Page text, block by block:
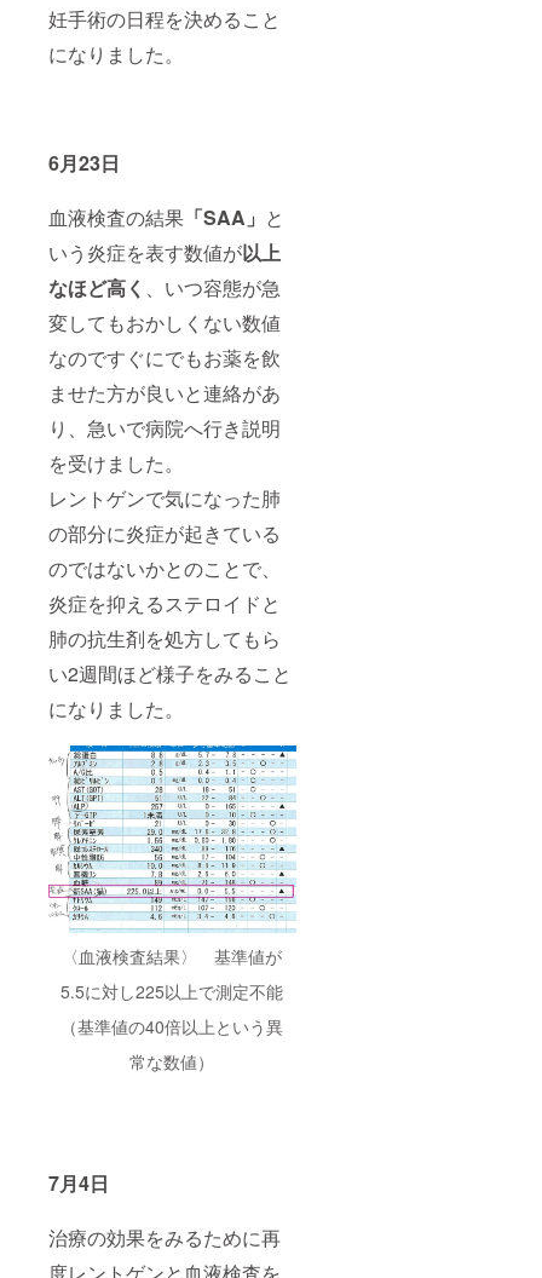
妊手術の日程を決めること
になりました。
6月23日
血液検査の結果 「SAA」 と
いう炎症を表す数値が以上
なほど高く 、いつ容態が急
変してもおかしくない数値
なのですぐにでもお薬を飲
ませた方が良いと連絡があ
り、急いで病院へ行き説明
を受けました。
レントゲンで気になった肺
の部分に炎症が起きている
のではないかとのことで、
炎症を抑えるステロイドと
肺の抗生剤を処方してもら
い2週間ほど様子をみること
になりました。
〈血液検査結果〉 基準値が
5.5に対し225以上で測定不能
（基準値の40倍以上という異
常な数値）
7月4日
治療の効果をみるために再